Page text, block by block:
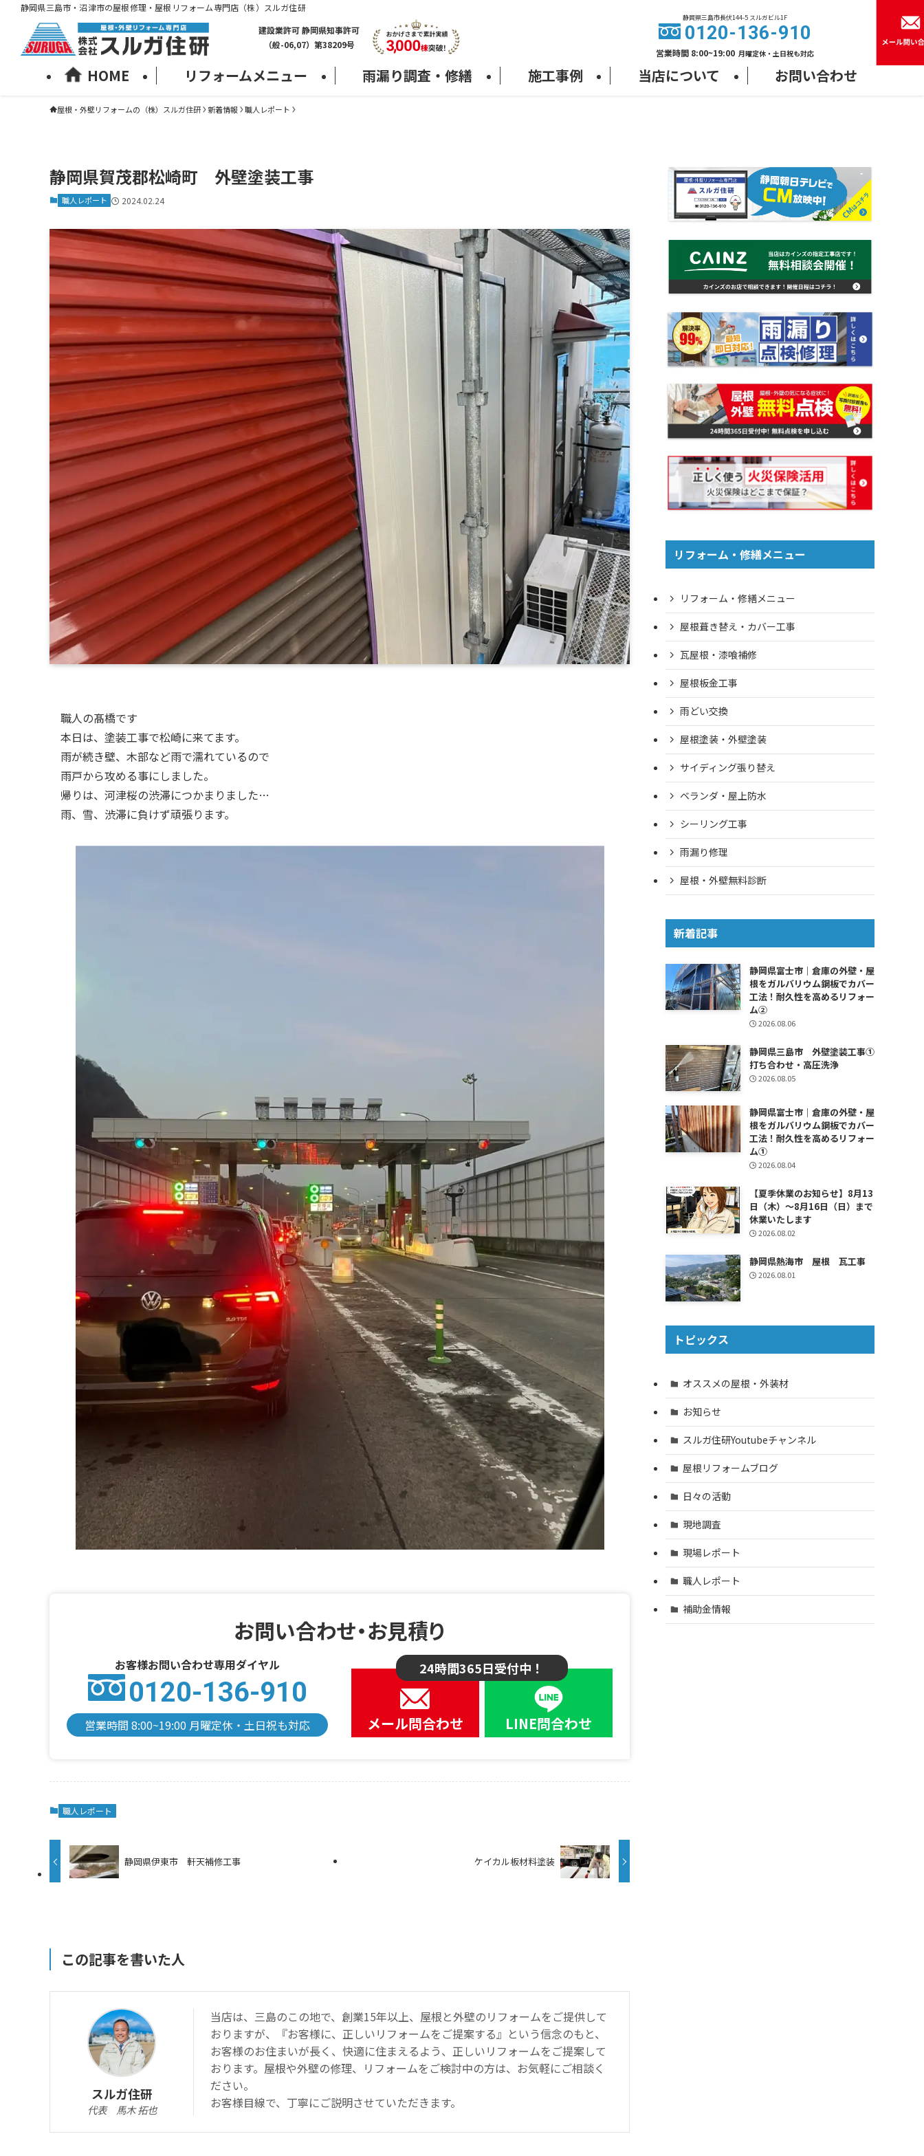
静岡県三島市・沼津市の屋根修理・屋根リフォーム専門店（株）スルガ住研
HOME リフォームメニュー 雨漏り調査・修繕 施工事例 当店について お問い合わせ
建設業許可 静岡県知事許可
（般-06,07）第38209号
静岡県三島市⾧伏144-5 スルガビル1F
0120-136-910
営業時間 8:00~19:00 月曜定休・土日祝も対応
屋根・外壁リフォームの（株）スルガ住研 新着情報 職人レポート
静岡県賀茂郡松崎町 外壁塗装工事
職人レポート 2024.02.24
職人の髙橋です
本日は、塗装工事で松崎に来てます。
雨が続き壁、木部など雨で濡れているので
雨戸から攻める事にしました。
帰りは、河津桜の渋滞につかまりました…
雨、雪、渋滞に負けず頑張ります。
お問い合わせ・お見積り
お客様お問い合わせ専用ダイヤル
0120-136-910
営業時間 8:00~19:00 月曜定休・土日祝も対応
24時間365日受付中！
メール問合わせ LINE問合わせ
職人レポート
静岡県伊東市 軒天補修工事 ケイカル板材料塗装
この記事を書いた人
スルガ住研
代表 馬木 拓也
当店は、三島のこの地で、創業15年以上、屋根と外壁のリフォームをご提供して
おりますが、『お客様に、正しいリフォームをご提案する』という信念のもと、
お客様のお住まいが⾧く、快適に住まえるよう、正しいリフォームをご提案して
おります。屋根や外壁の修理、リフォームをご検討中の方は、お気軽にご相談く
ださい。
お客様目線で、丁寧にご説明させていただきます。
リフォーム・修繕メニュー
リフォーム・修繕メニュー
屋根葺き替え・カバー工事
瓦屋根・漆喰補修
屋根板金工事
雨どい交換
屋根塗装・外壁塗装
サイディング張り替え
ベランダ・屋上防水
シーリング工事
雨漏り修理
屋根・外壁無料診断
新着記事
静岡県富士市｜倉庫の外壁・屋
根をガルバリウム鋼板でカバー
工法！耐久性を高めるリフォー
ム②
2026.08.06
静岡県三島市 外壁塗装工事①
打ち合わせ・高圧洗浄
2026.08.05
静岡県富士市｜倉庫の外壁・屋
根をガルバリウム鋼板でカバー
工法！耐久性を高めるリフォー
ム①
2026.08.04
【夏季休業のお知らせ】8月13
日（木）～8月16日（日）まで
休業いたします
2026.08.02
静岡県熱海市 屋根 瓦工事
2026.08.01
トピックス
オススメの屋根・外装材
お知らせ
スルガ住研Youtubeチャンネル
屋根リフォームブログ
日々の活動
現地調査
現場レポート
職人レポート
補助金情報